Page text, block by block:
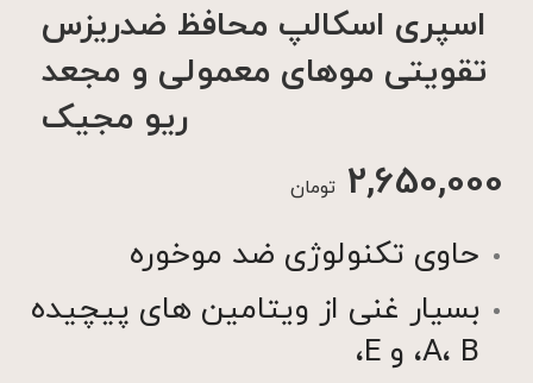
اسپری اسکالپ محافظ ضدریزس
تقویتی موهای معمولی و مجعد
ریو مجیک
2,650,000 تومان
حاوی تکنولوژی ضد موخوره
بسیار غنی از ویتامین های پیچیده
A، B، و E،